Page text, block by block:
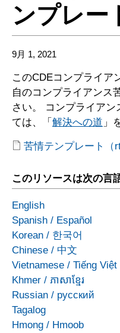
ンプレー
9月 1, 2021
このCDEコンプライア
自のコンプライアンス
さい。 コンプライア
ては、「 解決への道 」
苦情テンプレート（
このリソースは次の言
English
Spanish / Español
Korean / 한국어
Chinese / 中文
Vietnamese / Tiếng Việt
Khmer / ភាសាខ្មែរ
Russian / русский
Tagalog
Hmong / Hmoob